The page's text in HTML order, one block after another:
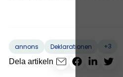
annons Deklarationen
+3
Dela artikeln